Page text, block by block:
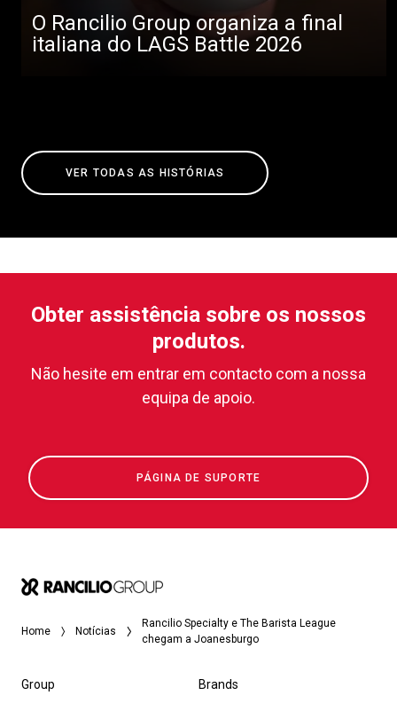
O Rancilio Group organiza a final
italiana do LAGS Battle 2026
VER TODAS AS HISTÓRIAS
Obter assistência sobre os nossos
produtos.
Não hesite em entrar em contacto com a nossa
equipa de apoio.
PÁGINA DE SUPORTE
Home Notícias
Rancilio Specialty e The Barista League
chegam a Joanesburgo
Group
Brands